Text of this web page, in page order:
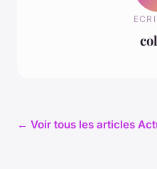
← Voir tous les articles